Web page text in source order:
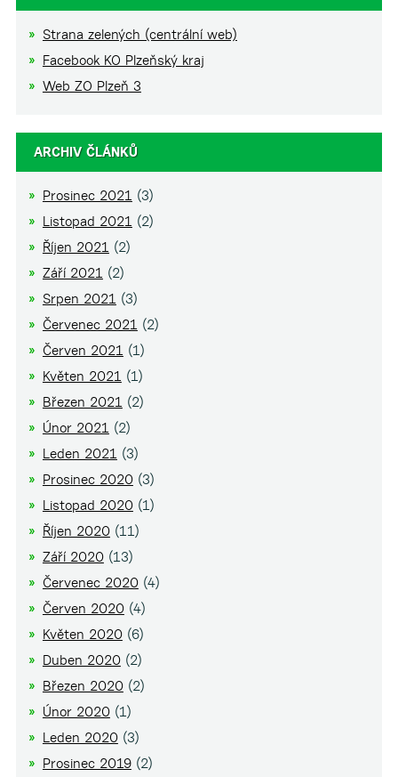
Strana zelených (centrální web)
Facebook KO Plzeňský kraj
Web ZO Plzeň 3
ARCHIV ČLÁNKŮ
Prosinec 2021 (3)
Listopad 2021 (2)
Říjen 2021 (2)
Září 2021 (2)
Srpen 2021 (3)
Červenec 2021 (2)
Červen 2021 (1)
Květen 2021 (1)
Březen 2021 (2)
Únor 2021 (2)
Leden 2021 (3)
Prosinec 2020(3)
Listopad 2020(1)
Říjen 2020(11)
Září 2020(13)
Červenec 2020(4)
Červen 2020(4)
Květen 2020(6)
Duben 2020(2)
Březen 2020(2)
Únor 2020(1)
Leden 2020(3)
Prosinec 2019(2)